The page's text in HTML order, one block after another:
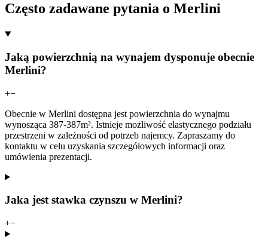
Często zadawane pytania o Merlini
Jaką powierzchnią na wynajem dysponuje obecnie
Merlini?
+−
Obecnie w Merlini dostępna jest powierzchnia do wynajmu
wynosząca 387-387m². Istnieje możliwość elastycznego podziału
przestrzeni w zależności od potrzeb najemcy. Zapraszamy do
kontaktu w celu uzyskania szczegółowych informacji oraz
umówienia prezentacji.
Jaka jest stawka czynszu w Merlini?
+−